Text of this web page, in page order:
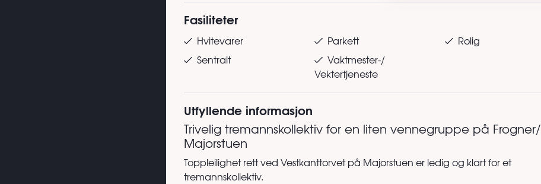
Fasiliteter
Hvitevarer Parkett
Rolig
Sentralt
Vaktmester-/
Vektertjeneste
Utfyllende informasjon
Trivelig tremannskollektiv for en liten vennegruppe på Frogner/
Majorstuen
Toppleilighet rett ved Vestkanttorvet på Majorstuen er ledig og klart for et
tremannskollektiv.